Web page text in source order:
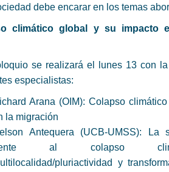
debe encarar en los temas
climático global y su impacto
se realizará el lunes 13 con
especialistas:
Arana (OIM): Colapso
la migración
Antequera (UCB-UMSS): La
al colapso
pluriactividad y